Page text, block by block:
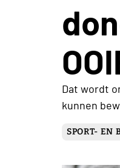
Dat wordt
kunnen
SPORT- EN